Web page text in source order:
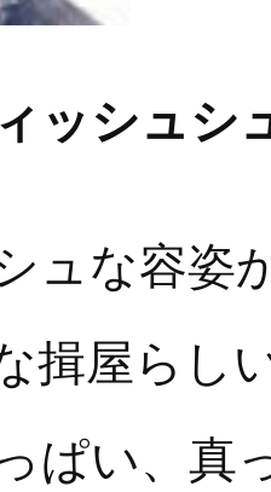
ッシュシ
ュな容姿
揖屋らし
ぱい、真